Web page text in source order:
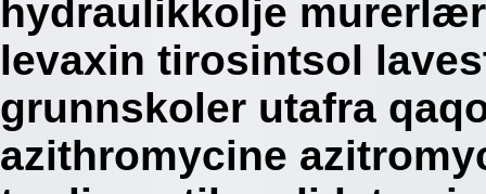
hydraulikkolje
levaxin tirosintsol
grunnskoler utafra
azithromycine